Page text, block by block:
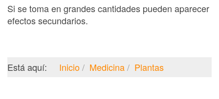
Si se toma en grandes cantidades pueden aparecer
efectos secundarios.
Está aquí: Inicio Medicina Plantas